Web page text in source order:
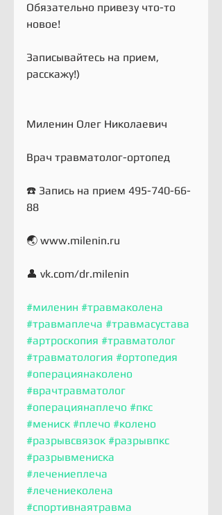
Обязательно привезу что-то
новое!
Записывайтесь на прием,
расскажу!)
Миленин Олег Николаевич
Врач травматолог-ортопед
☎️ Запись на прием 495-740-66-
88
🌏 www.milenin.ru
👤 vk.com/dr.milenin
#миленин #травмаколена
#травмаплеча #травмасустава
#артроскопия #травматолог
#травматология #ортопедия
#операциянаколено
#врачтравматолог
#операциянаплечо #пкс
#мениск #плечо #колено
#разрывсвязок #разрывпкс
#разрывмениска
#лечениеплеча
#лечениеколена
#спортивнаятравма